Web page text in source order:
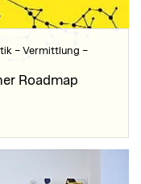
– Vermittlung –
Roadmap